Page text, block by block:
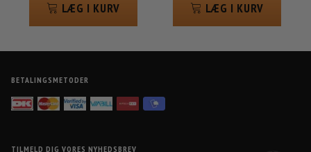
LÆG I KURV LÆG I KURV
BETALINGSMETODER
TILMELD DIG VORES NYHEDSBREV